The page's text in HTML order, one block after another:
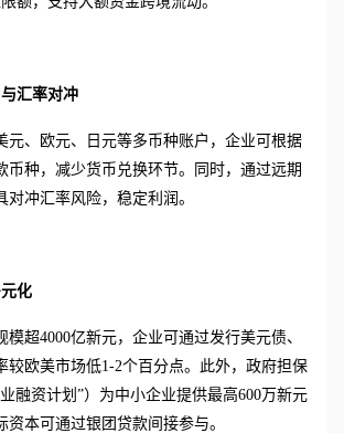
汇率对冲
元、欧元、日元等多币种账户，企业可根据
币种，减少货币兑换环节。同时，通过远期
对冲汇率风险，稳定利润。
化
模超4000亿新元，企业可通过发行美元债、
较欧美市场低1-2个百分点。此外，政府担保
融资计划”）为中小企业提供最高600万新元
资本可通过银团贷款间接参与。